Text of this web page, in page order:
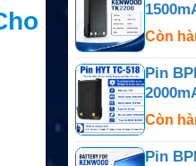
240 Và
Còn
Pin
Hytera
Còn
Pin